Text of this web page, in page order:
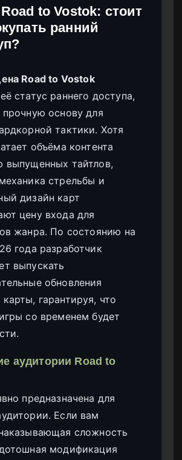
to Vostok: стоит
ранний
Road to Vostok
статус раннего доступа,
прочную основу для
тактики. Хотя
объёма контента
выпущенных тайтлов,
стрельбы и
дизайн карт
цену входа для
жанра. По состоянию на
года разработчик
выпускать
обновления
гарантируя, что
со временем будет
аудитории Road to
предназначена для
Если вам
сложность
модификация